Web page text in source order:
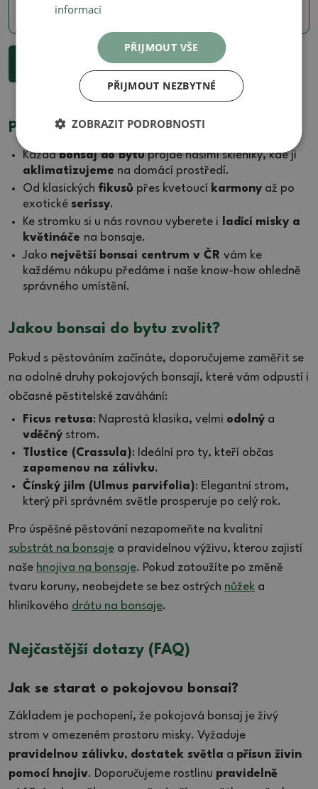
Zobrazit dalších 18 produktů
Proč nakoupit pokojové bonsaje u nás?
Každábonsaj do bytuprojde našimi skleníky, kde ji
aklimatizujeme na domácí prostředí.
Od klasických fikusů přes kvetoucí karmony až po
exotické serissy.
Ke stromku si u nás rovnou vyberete i ladící misky a
květináče na bonsaje.
Jako největší bonsai centrum v ČR vám ke
každému nákupu předáme i naše know-how ohledně
správného umístění.
Jakou bonsai do bytu zvolit?
Pokud s pěstováním začínáte, doporučujeme zaměřit se
na odolné druhy pokojových bonsají, které vám odpustí i
občasné pěstitelské zaváhání:
Ficus retusa: Naprostá klasika, velmi odolný a
vděčný strom.
Tlustice (Crassula): Ideální pro ty, kteří občas
zapomenou na zálivku.
Čínský jilm (Ulmus parvifolia): Elegantní strom,
který při správném světle prosperuje po celý rok.
Pro úspěšné pěstování nezapomeňte na kvalitní
substrát na bonsaje a pravidelnou výživu, kterou zajistí
naše hnojiva na bonsaje. Pokud zatoužíte po změně
tvaru koruny, neobejdete se bez ostrých nůžek a
hliníkového drátu na bonsaje.
Nejčastější dotazy (FAQ)
Jak se starat o pokojovou bonsai?
Základem je pochopení, že pokojová bonsaj je živý
strom v omezeném prostoru misky. Vyžaduje
pravidelnou zálivku, dostatek světla a přísun živin
pomocí hnojiv. Doporučujeme rostlinu pravidelně
informací
PŘIJMOUT VŠE
PŘIJMOUT NEZBYTNÉ
ZOBRAZIT PODROBNOSTI